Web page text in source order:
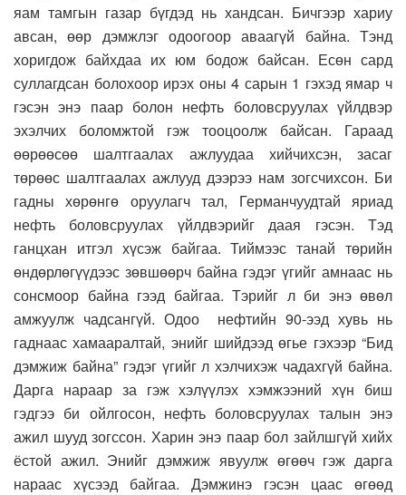
яам тамгын газар бүгдэд нь хандсан. Бичгээр хариу
авсан, өөр дэмжлэг одоогоор аваагүй байна. Тэнд
хоригдож байхдаа их юм бодож байсан. Есөн сард
суллагдсан болохоор ирэх оны 4 сарын 1 гэхэд ямар ч
гэсэн энэ паар болон нефть боловсруулах үйлдвэр
эхэлчих боломжтой гэж тооцоолж байсан. Гараад
өөрөөсөө шалтгаалах ажлуудаа хийчихсэн, засаг
төрөөс шалтгаалах ажлууд дээрээ нам зогсчихсон. Би
гадны хөрөнгө оруулагч тал, Германчуудтай яриад
нефть боловсруулах үйлдвэрийг даая гэсэн. Тэд
ганцхан итгэл хүсэж байгаа. Тиймээс танай төрийн
өндөрлөгүүдээс зөвшөөрч байна гэдэг үгийг амнаас нь
сонсмоор байна гээд байгаа. Тэрийг л би энэ өвөл
амжуулж чадсангүй. Одоо нефтийн 90-ээд хувь нь
гаднаас хамааралтай, энийг шийдээд өгье гэхээр “Бид
дэмжиж байна” гэдэг үгийг л хэлчихэж чадахгүй байна.
Дарга нараар за гэж хэлүүлэх хэмжээний хүн биш
гэдгээ би ойлгосон, нефть боловсруулах талын энэ
ажил шууд зогссон. Харин энэ паар бол зайлшгүй хийх
ёстой ажил. Энийг дэмжиж явуулж өгөөч гэж дарга
нараас хүсээд байгаа. Дэмжинэ гэсэн цаас өгөөд